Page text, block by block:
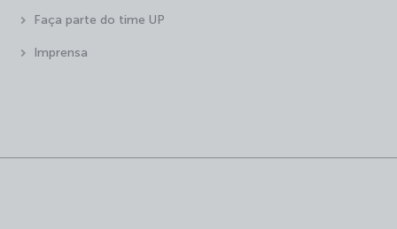
Faça parte do time UP
Imprensa